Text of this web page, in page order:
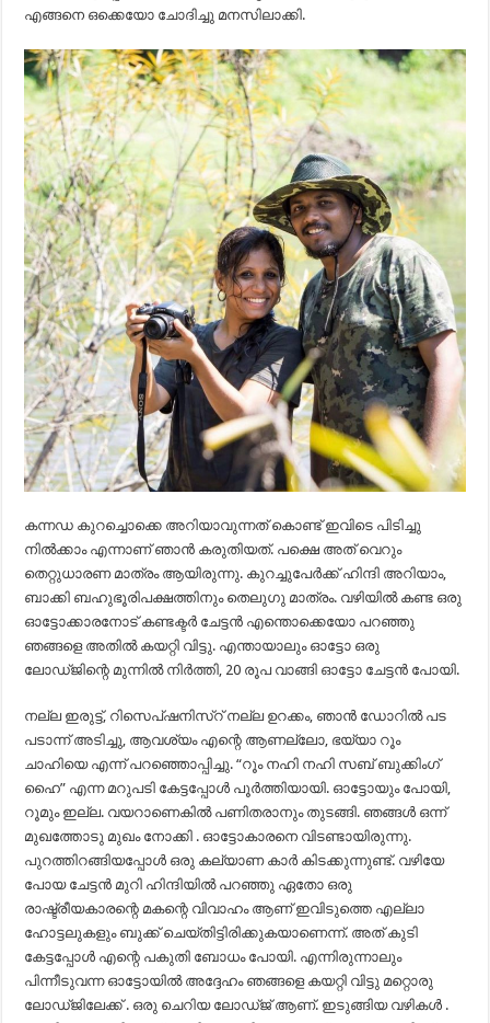
എങ്ങനെ ഒക്കെയോ ചോദിച്ചു മനസിലാക്കി.
കന്നഡ കുറച്ചൊക്കെ അറിയാവുന്നത് കൊണ്ട് ഇവിടെ പിടിച്ചു
നിൽക്കാം എന്നാണ് ഞാൻ കരുതിയത്. പക്ഷെ അത് വെറും
തെറ്റുധാരണ മാത്രം ആയിരുന്നു. കുറച്ചുപേർക്ക് ഹിന്ദി അറിയാം,
ബാക്കി ബഹുഭൂരിപക്ഷത്തിനും തെലുഗു മാത്രം. വഴിയിൽ കണ്ട ഒരു
ഓട്ടോക്കാരനോട് കണ്ടക്ടർ ചേട്ടൻ എന്തൊക്കെയോ പറഞ്ഞു
ഞങ്ങളെ അതിൽ കയറ്റി വിട്ടു. എന്തായാലും ഓട്ടോ ഒരു
ലോഡ്‌ജിന്റെ മുന്നിൽ നിർത്തി, 20 രൂപ വാങ്ങി ഓട്ടോ ചേട്ടൻ പോയി.
നല്ല ഇരുട്ട്, റിസെപ്ഷനിസ്റ് നല്ല ഉറക്കം, ഞാൻ ഡോറിൽ പട
പടാന്ന് അടിച്ചു, ആവശ്യം എന്റെ ആണല്ലോ, ഭയ്യാ റൂം
ചാഹിയെ എന്ന് പറഞ്ഞൊപ്പിച്ചു. “റൂം നഹി നഹി സബ് ബുക്കിംഗ്
ഹൈ” എന്ന മറുപടി കേട്ടപ്പോൾ പൂർത്തിയായി. ഓട്ടോയും പോയി,
റൂമും ഇല്ല. വയറാണെകിൽ പണിതരാനും തുടങ്ങി. ഞങ്ങൾ ഒന്ന്
മുഖത്തോടു മുഖം നോക്കി . ഓട്ടോകാരനെ വിടണ്ടായിരുന്നു.
പുറത്തിറങ്ങിയപ്പോൾ ഒരു കല്യാണ കാർ കിടക്കുന്നുണ്ട്. വഴിയേ
പോയ ചേട്ടൻ മുറി ഹിന്ദിയിൽ പറഞ്ഞു ഏതോ ഒരു
രാഷ്ട്രീയകാരന്റെ മകന്റെ വിവാഹം ആണ് ഇവിടുത്തെ എല്ലാ
ഹോട്ടലുകളും ബുക്ക് ചെയ്‌തിട്ടിരിക്കുകയാണെന്ന്. അത് കുടി
കേട്ടപ്പോൾ എന്റെ പകുതി ബോധം പോയി. എന്നിരുന്നാലും
പിന്നീടുവന്ന ഓട്ടോയിൽ അദ്ദേഹം ഞങ്ങളെ കയറ്റി വിട്ടു മറ്റൊരു
ലോഡ്ജിലേക്ക് . ഒരു ചെറിയ ലോഡ്ജ് ആണ്. ഇടുങ്ങിയ വഴികൾ .